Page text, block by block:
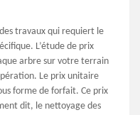
travaux qui requiert le
L’étude de prix
arbre sur votre terrain
Le prix unitaire
forme de forfait. Ce prix
dit, le nettoyage des